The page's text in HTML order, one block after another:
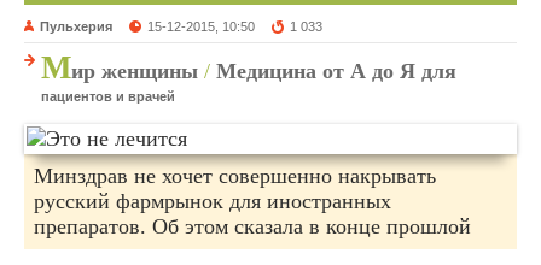
Пульхерия 15-12-2015, 10:50 1 033
Мир женщины / Медицина от А до Я для
пациентов и врачей
Минздрав не хочет совершенно накрывать
русский фармрынок для иностранных
препаратов. Об этом сказала в конце прошлой